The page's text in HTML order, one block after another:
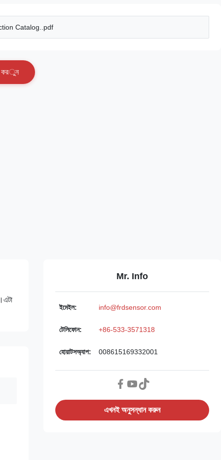
Catalog..pdf
করুন
Mr. Info
ইমেইল: info@frdsensor.com
টেলিফোন: +86-533-3571318
হোয়াটসঅ্যাপ: 008615169332001
এখনই অনুসন্ধান করুন